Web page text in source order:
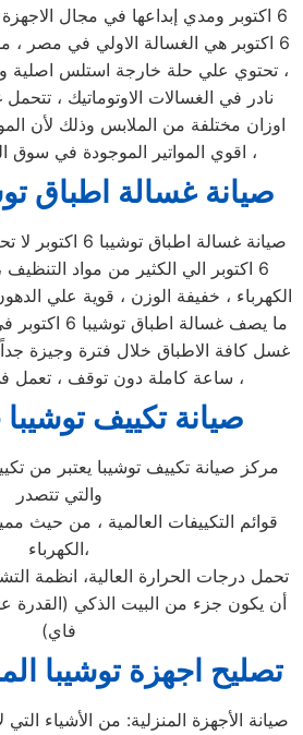
6 اكتوبر ومدي إبداعها في مجال
6 اكتوبر هي الغسالة الاولي في مصر ،
، تحتوي علي حلة خارجة استلس اصلية
اوزان مختلفة من الملابس وذلك لأن
اقوي المواتير الموجودة في سوق الغسالات الاوتوماتيك ،
صيانة غسالة اطباق توشيبا 6
صيانة غسالة اطباق
6 اكتوبر الي الكثير من مواد
الكهرباء ، خفيفة الوزن ، قوية علي
ما يصف غسالة
ساعة كاملة دون توقف ، تعمل في مختلف الاماكن ،
صيانة تكييف توشيبا ب6
مركز صيانة تكييف توشيبا يعتبر من
والتي تتصدر
قوائم التكييفات العالمية ، من حيث
الكهرباء،
تحمل درجات الحرارة العالية، انظمة
أن يكون جزء من البيت الذكي (القدرة
فاي)
تصليح اجهزة توشيبا
صيانة الأجهزة المنزلية: من الأشياء